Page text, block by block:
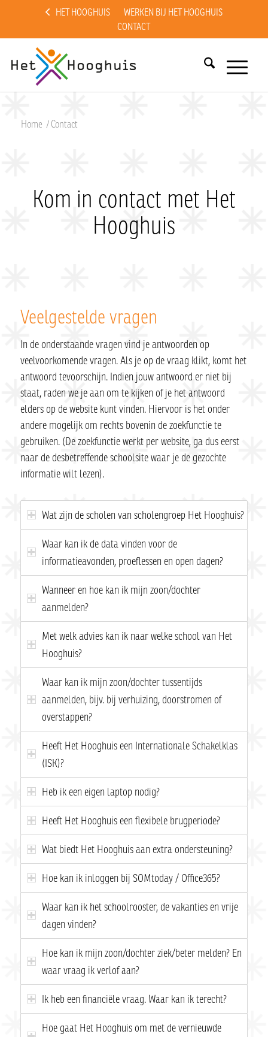
HET HOOGHUIS
WERKEN BIJ HET HOOGHUIS
CONTACT
Home /Contact
Kom in contact met Het
Hooghuis
Veelgestelde vragen
In de onderstaande vragen vind je antwoorden op
veelvoorkomende vragen. Als je op de vraag klikt, komt het
antwoord tevoorschijn. Indien jouw antwoord er niet bij
staat, raden we je aan om te kijken of je het antwoord
elders op de website kunt vinden. Hiervoor is het onder
andere mogelijk om rechts bovenin de zoekfunctie te
gebruiken. (De zoekfunctie werkt per website, ga dus eerst
naar de desbetreffende schoolsite waar je de gezochte
informatie wilt lezen).
Wat zijn de scholen van scholengroep Het Hooghuis?
Waar kan ik de data vinden voor de
informatieavonden, proeflessen en open dagen?
Wanneer en hoe kan ik mijn zoon/dochter
aanmelden?
Met welk advies kan ik naar welke school van Het
Hooghuis?
Waar kan ik mijn zoon/dochter tussentijds
aanmelden, bijv. bij verhuizing, doorstromen of
overstappen?
Heeft Het Hooghuis een Internationale Schakelklas
(ISK)?
Heb ik een eigen laptop nodig?
Heeft Het Hooghuis een flexibele brugperiode?
Wat biedt Het Hooghuis aan extra ondersteuning?
Hoe kan ik inloggen bij SOMtoday / Office365?
Waar kan ik het schoolrooster, de vakanties en vrije
dagen vinden?
Hoe kan ik mijn zoon/dochter ziek/beter melden? En
waar vraag ik verlof aan?
Ik heb een financiële vraag. Waar kan ik terecht?
Hoe gaat Het Hooghuis om met de vernieuwde